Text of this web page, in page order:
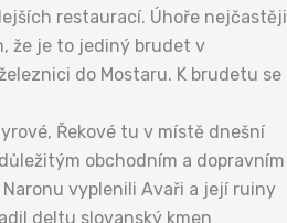
restaurací. Úhoře nejčastěji
že je to jediný brudet v
do Mostaru. K brudetu se
Řekové tu v místě dnešní
obchodním a dopravním
vyplenili Avaři a její ruiny
deltu slovanský kmen